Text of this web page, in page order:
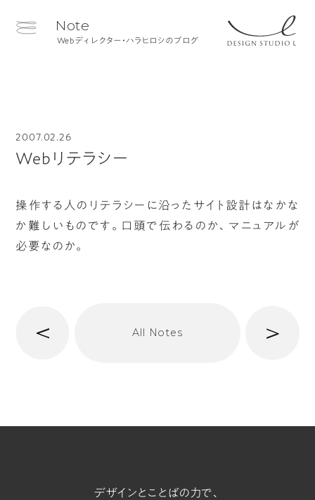
Note
Webディレクター・ハラヒロシのブログ
2007.02.26
Webリテラシー
操作する人のリテラシーに沿ったサイト設計はなかな
か難しいものです。口頭で伝わるのか、マニュアルが
必要なのか。
前 All Notes 次
デザインとことばの力で、